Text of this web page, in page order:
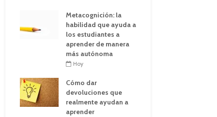
Metacognición: la
habilidad que ayuda a
los estudiantes a
aprender de manera
más autónoma
Hoy
Cómo dar
devoluciones que
realmente ayudan a
aprender